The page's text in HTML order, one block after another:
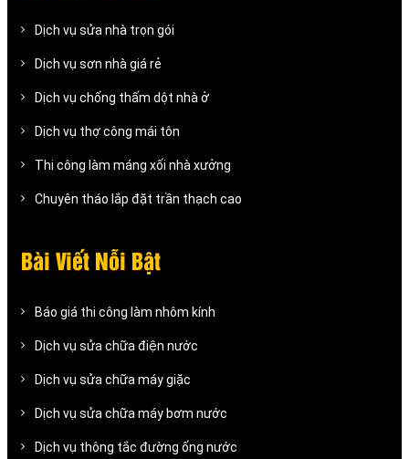
Dịch vụ sửa nhà trọn gói
Dịch vụ sơn nhà giá rẻ
Dịch vụ chống thấm dột nhà ở
Dịch vụ thợ công mái tôn
Thi công làm máng xối nhà xưởng
Chuyên tháo lắp đặt trần thạch cao
Bài Viết Nỗi Bật
Báo giá thi công làm nhôm kính
Dịch vụ sửa chữa điện nước
Dịch vụ sửa chữa máy giặc
Dịch vụ sửa chữa máy bơm nước
Dịch vụ thông tắc đường ống nước